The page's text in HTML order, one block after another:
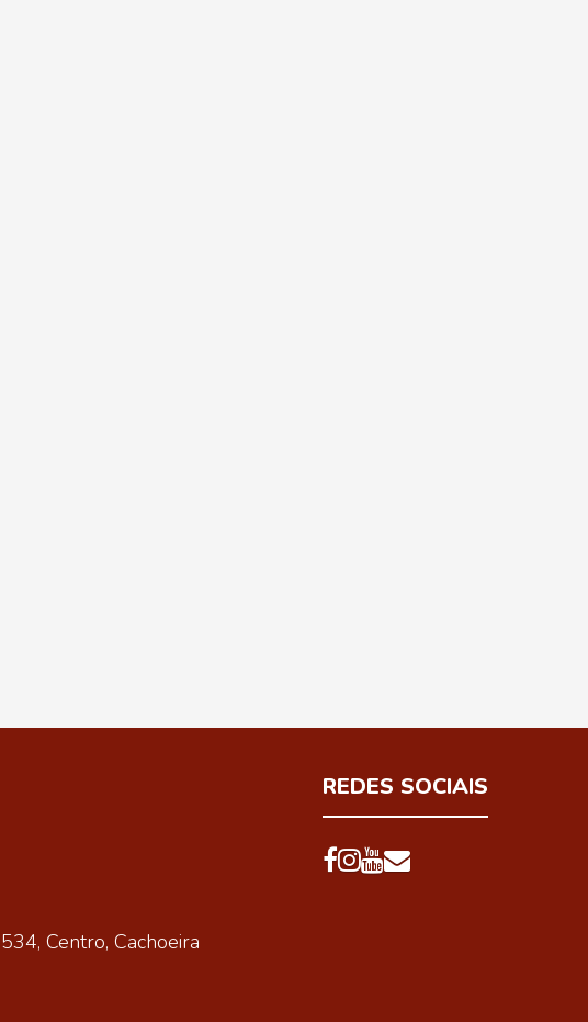
534, Centro, Cachoeira
REDES SOCIAIS